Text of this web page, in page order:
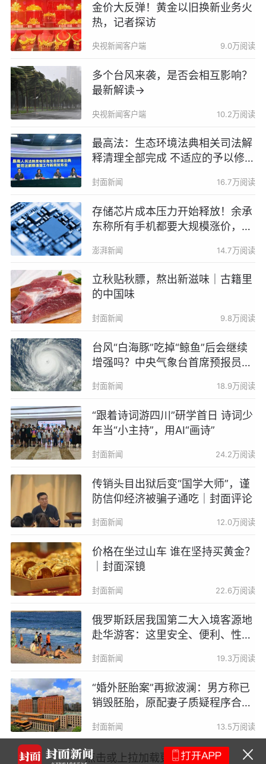
金价大反弹！黄金以旧换新业务火
热，记者探访
央视新闻客户端 9.0万阅读
多个台风来袭，是否会相互影响？
最新解读→
央视新闻客户端 10.2万阅读
最高法：生态环境法典相关司法解
释清理全部完成 不适应的予以修改
封面新闻 16.7万阅读
存储芯片成本压力开始释放！余承
东称所有手机都要大规模涨价，否
澎湃新闻 14.7万阅读
立秋贴秋膘，熬出新滋味｜古籍里
的中国味
封面新闻 9.8万阅读
台风“白海豚”吃掉“鲸鱼”后会继续
增强吗？中央气象台首席预报员答
封面新闻 18.9万阅读
“跟着诗词游四川”研学首日 诗词少
年当“小主持”，用AI“画诗”
封面新闻 24.2万阅读
传销头目出狱后变“国学大师”，谨
防信仰经济被骗子通吃｜封面评论
封面新闻 12.0万阅读
价格在坐过山车 谁在坚持买黄金？
｜封面深镜
封面新闻 22.6万阅读
俄罗斯跃居我国第二大入境客源地
赴华游客：这里安全、便利、性价
封面新闻 19.3万阅读
“婚外胚胎案”再掀波澜：男方称已
销毁胚胎，原配妻子质疑程序合法
封面新闻 13.5万阅读
点击或上拉加载更多
成都发布雷电
市民出行注意